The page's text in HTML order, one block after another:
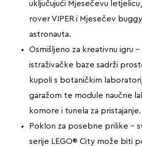
uključujući Mjesečevu
rover VIPER i Mjesečev
astronauta.
Osmišljeno za kreativnu igru
istraživačke baze sadrži
kupoli s botaničkim
garažom te module naučne
komore i tunela za pristajanje.
Poklon za posebne prilike –
serije LEGO® City može biti